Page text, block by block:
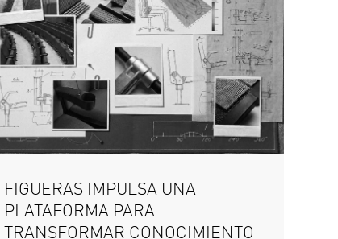
FIGUERAS IMPULSA UNA
PLATAFORMA PARA
TRANSFORMAR CONOCIMIENTO